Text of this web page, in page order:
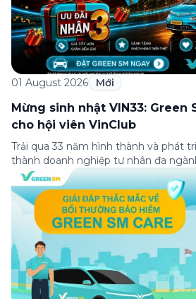
01 August 2026 Mới
Mừng sinh nhật VIN33: Green
cho hội viên VinClub
Trải qua 33 năm hình thành và phát
thành doanh nghiệp tư nhân đa
lọt Top 30 doanh nghiệp lớn nhất
xếp hạng của Tạp chí Fortune (Mỹ).
thành lập (8/8/1993 đến 8/8/2026),